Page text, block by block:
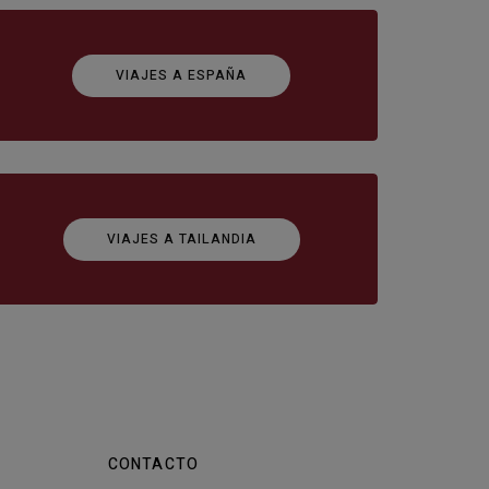
VIAJES A ESPAÑA
VIAJES A TAILANDIA
CONTACTO